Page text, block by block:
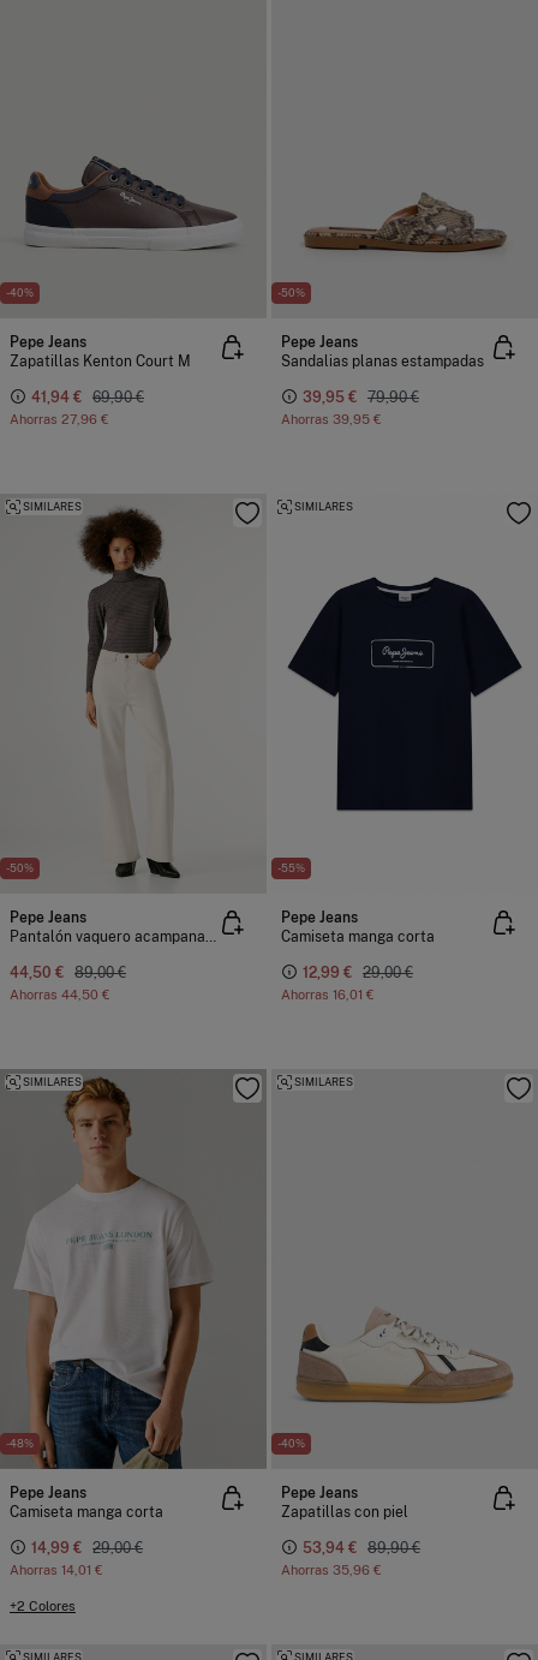
-40%
Pepe Jeans
Zapatillas Kenton Court M
41,94 € 69,90 €
Ahorras 27,96 €
-50%
Pepe Jeans
Sandalias planas estampadas
39,95 € 79,90 €
Ahorras 39,95 €
-50%
SIMILARES
Pepe Jeans
44,50 € 89,00 €
Ahorras 44,50 €
-55%
SIMILARES
Pepe Jeans
Camiseta manga corta
12,99 € 29,00 €
Ahorras 16,01 €
-48%
SIMILARES
Pepe Jeans
Camiseta manga corta
14,99 € 29,00 €
Ahorras 14,01 €
+2 Colores
-40%
SIMILARES
Pepe Jeans
Zapatillas con piel
53,94 € 89,90 €
Ahorras 35,96 €
SIMILARES SIMILARES